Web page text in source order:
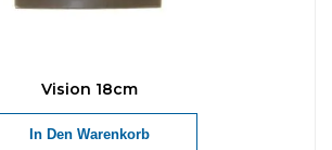
Vision 18cm
In Den Warenkorb